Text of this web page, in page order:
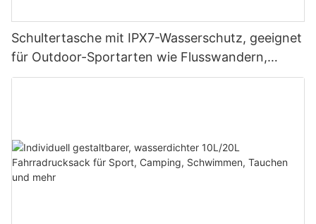
Schultertasche mit IPX7-Wasserschutz, geeignet
für Outdoor-Sportarten wie Flusswandern,
Rafting, Höhlenforschung, Alltagsreisen und